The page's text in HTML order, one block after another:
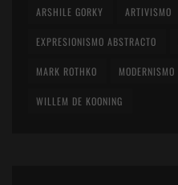
ARSHILE GORKY ARTIVISMO
EXPRESIONISMO ABSTRACTO
MARK ROTHKO MODERNISMO
WILLEM DE KOONING